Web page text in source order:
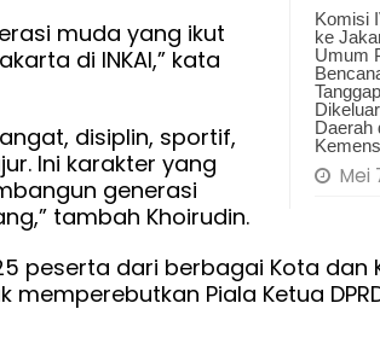
Komisi
ke
Umum
Daerah
Mei
muda yang ikut
di INKAI,” kata
disiplin, sportif,
Ini karakter yang
generasi
tambah Khoirudin.
peserta dari berbagai Kota dan
Piala Ketua